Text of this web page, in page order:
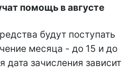
помощь в августе
будут поступать
месяца - до 15 и до
дата зачисления зависит